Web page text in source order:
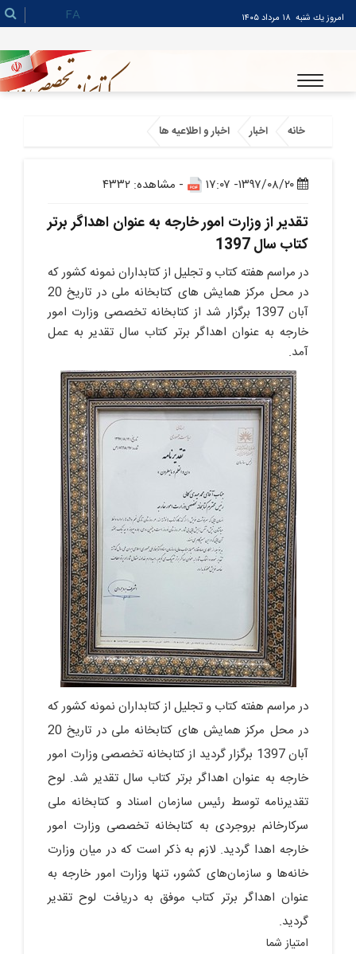
امروز يك شنبه ۱۸ مرداد ۱۴۰۵ FA
خانه اخبار اخبار و اطلاعیه ها
۱۳۹۷/۰۸/۲۰- ۱۷:۰۷ - مشاهده: ۴۳۳۲
تقدیر از وزارت امور خارجه به عنوان اهداگر برتر
کتاب سال 1397
در مراسم هفته کتاب و تجلیل از کتابداران نمونه کشور که
در محل مرکز همایش های کتابخانه ملی در تاریخ 20
آبان 1397 برگزار شد از کتابخانه تخصصی وزارت امور
خارجه به عنوان اهداگر برتر کتاب سال تقدیر به عمل
آمد.
در مراسم هفته کتاب و تجلیل از کتابداران نمونه کشور که
در محل مرکز همایش های کتابخانه ملی در تاریخ 20
آبان 1397 برگزار گردید از کتابخانه تخصصی وزارت امور
خارجه به عنوان اهداگر برتر کتاب سال تقدیر شد. لوح
تقدیرنامه توسط رئیس سازمان اسناد و کتابخانه ملی
سرکارخانم بروجردی به کتابخانه تخصصی وزارت امور
خارجه اهدا گردید. لازم به ذکر است که در میان وزارت
خانه‌ها و سازمان‌های کشور، تنها وزارت امور خارجه به
عنوان اهداگر برتر کتاب موفق به دریافت لوح تقدیر
گردید.
امتیاز شما